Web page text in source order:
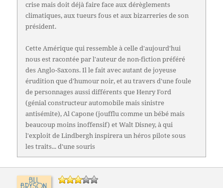
crise mais doit déjà faire face aux dérèglements
climatiques, aux tueurs fous et aux bizarreries de son
président.
Cette Amérique qui ressemble à celle d'aujourd'hui
nous est racontée par l'auteur de non-fiction préféré
des Anglo-Saxons. Il le fait avec autant de joyeuse
érudition que d'humour noir, et au travers d'une foule
de personnages aussi différents que Henry Ford
(génial constructeur automobile mais sinistre
antisémite), Al Capone (joufflu comme un bébé mais
beaucoup moins inoffensif) et Walt Disney, à qui
l'exploit de Lindbergh inspirera un héros pilote sous
les traits... d'une souris